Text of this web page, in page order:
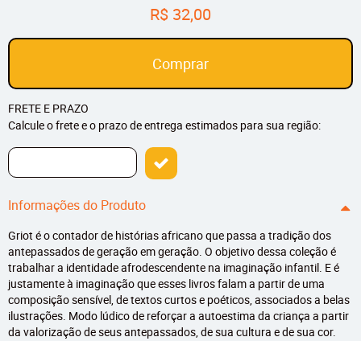
R$ 32,00
Comprar
FRETE E PRAZO
Calcule o frete e o prazo de entrega estimados para sua região:
Informações do Produto
Griot é o contador de histórias africano que passa a tradição dos
antepassados de geração em geração. O objetivo dessa coleção é
trabalhar a identidade afrodescendente na imaginação infantil. E é
justamente à imaginação que esses livros falam a partir de uma
composição sensível, de textos curtos e poéticos, associados a belas
ilustrações. Modo lúdico de reforçar a autoestima da criança a partir
da valorização de seus antepassados, de sua cultura e de sua cor.